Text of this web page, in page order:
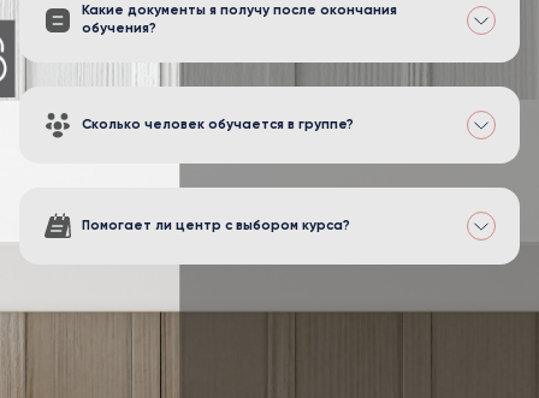
Какие документы я получу после окончания
обучения?
Сколько человек обучается в группе?
Помогает ли центр с выбором курса?